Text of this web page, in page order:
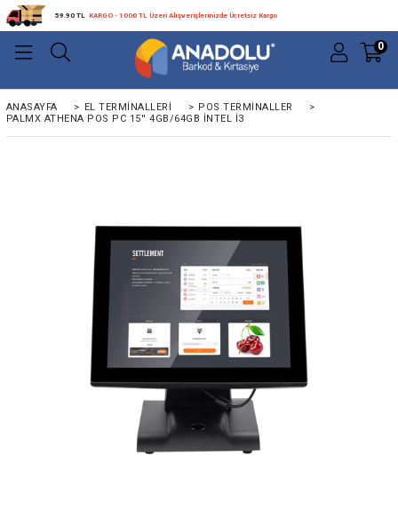
59.90 TL KARGO - 1000 TL Üzeri Alışverişlerinizde Ücretsiz Kargo
0
ANASAYFA > EL TERMINALLERI > POS TERMINALLER
>
PALMX ATHENA POS PC 15'' 4GB/64GB INTEL I3